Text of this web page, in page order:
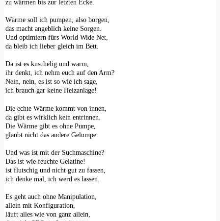
zu wärmen bis zur letzten Ecke.
Wärme soll ich pumpen, also borgen,
das macht angeblich keine Sorgen.
Und optimiern fürs World Wide Net,
da bleib ich lieber gleich im Bett.
Da ist es kuschelig und warm,
ihr denkt, ich nehm euch auf den Arm?
Nein, nein, es ist so wie ich sage,
ich brauch gar keine Heizanlage!
Die echte Wärme kommt von innen,
da gibt es wirklich kein entrinnen.
Die Wärme gibt es ohne Pumpe,
glaubt nicht das andere Gelumpe.
Und was ist mit der Suchmaschine?
Das ist wie feuchte Gelatine!
ist flutschig und nicht gut zu fassen,
ich denke mal, ich werd es lassen.
Es geht auch ohne Manipulation,
allein mit Konfiguration,
läuft alles wie von ganz allein,